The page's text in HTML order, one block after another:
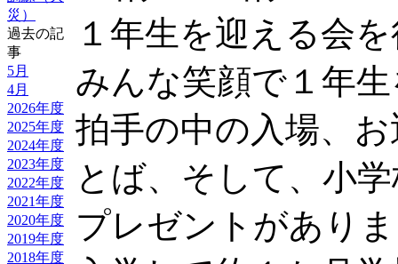
災）
過去の記
事
5月
4月
2026年度
2025年度
2024年度
2023年度
2022年度
2021年度
2020年度
2019年度
2018年度
１年生を迎える会
みんな笑顔で１年
拍手の中の入場、
とば、そして、小
プレゼントがあり